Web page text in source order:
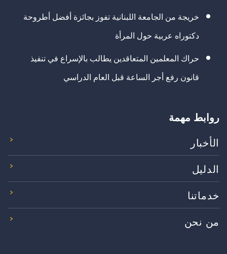
خريجة من الجامعة اللبنانية تفوز بجائزة أفضل أطروحة
دكتوراه عربية حول المرأة
حراك المعلمين المتعاقدين يطالب بالإسراع في تنفيذ
قانون رفع أجر الساعة قبل العام الدراسي
روابط مهمة
الأخبار
الدليل
خدماتنا
من نحن